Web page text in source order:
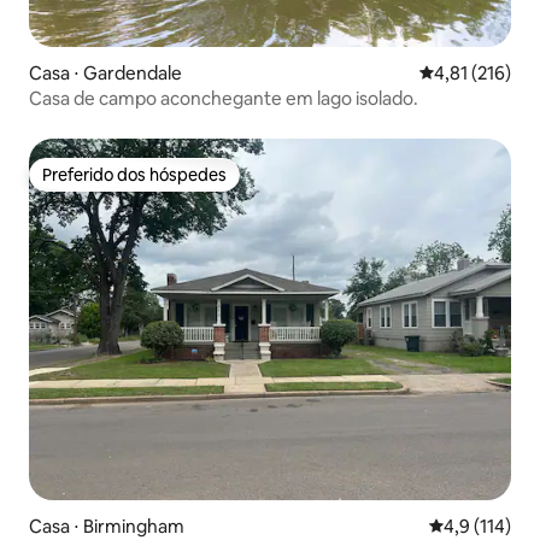
Casa ⋅ Gardendale 4,81 de uma
4,81 (216)
Casa de campo aconchegante em lago isolado.
Preferido dos hóspedes
Preferido dos hóspedes
Casa ⋅ Birmingham 4,9 de uma
4,9 (114)